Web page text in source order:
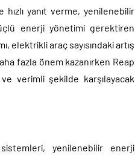
yanıt verme, yenilenebilir
enerji yönetimi gerektiren
elektrikli araç sayısındaki artış
fazla önem kazanırken Reap
verimli şekilde karşılayacak
yenilenebilir enerji